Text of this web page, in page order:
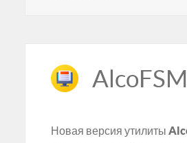
Новая версия утилиты